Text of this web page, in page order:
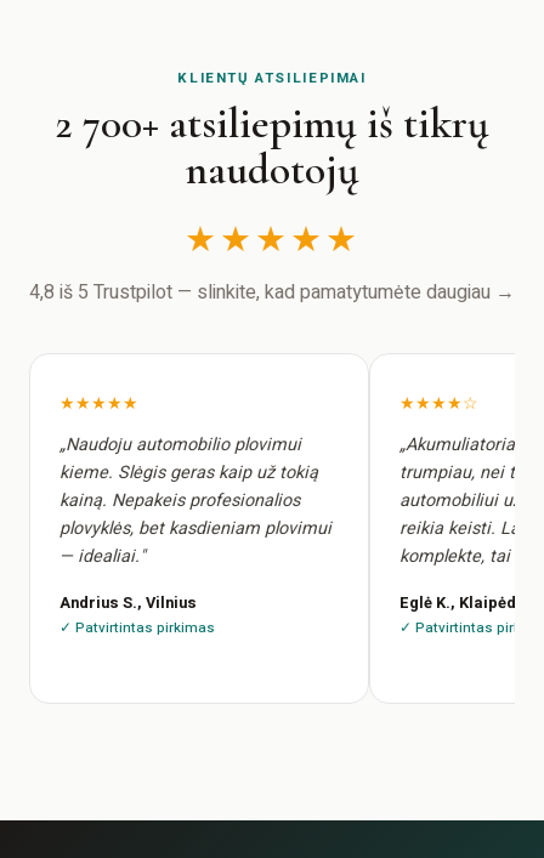
KLIENTŲ ATSILIEPIMAI
2 700+ atsiliepimų iš tikrų
naudotojų
★★★★★
4,8 iš 5 Trustpilot — slinkite, kad pamatytumėte daugiau →
★★★★★
„Naudoju automobilio plovimui
kieme. Slėgis geras kaip už tokią
kainą. Nepakeis profesionalios
plovyklės, bet kasdieniam plovimui
— idealiai."
Andrius S., Vilnius
✓ Patvirtintas pirkimas
★★★★☆
„Akumuliatoriai
trumpiau, nei
automobiliui
reikia keisti.
komplekte, tai
Eglė K., Klaipėda
✓ Patvirtintas